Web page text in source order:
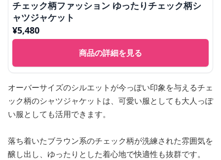
チェック柄ファッション ゆったりチェック柄シ
ャツジャケット
¥5,480
商品の詳細を見る
オーバーサイズのシルエットが今っぽい印象を与えるチェ
ック柄のシャツジャケットは、可愛い服としても大人っぽ
い服としても活用できます。
落ち着いたブラウン系のチェック柄が洗練された雰囲気を
醸し出し、ゆったりとした着心地で快適性も抜群です。